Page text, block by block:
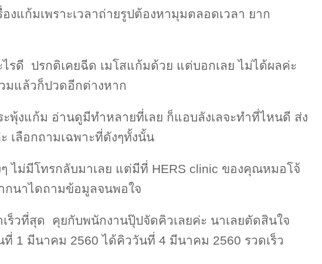
งแก้มเพราะเวลาถ่ายรูปต้องหามุมตลอดเวลา ยาก
ไรดี ปรกติเคยฉีด เมโสแก้มด้วย แต่บอกเลย ไม่ได้ผลค่ะ
มแล้วก็ปวดอีกต่างหาก
พุ้งแก้ม อ่านดูมีทำหลายที่เลย ก็แอบลังเลจะทำที่ไหนดี ส่ง
เลือกถามเฉพาะที่ดังๆทั้งนั้น
ไม่มีโทรกลับมาเลย แต่มีที่ HERS clinic ของคุณหมอโจ้
นาไดถามข้อมูลจนพอใจ
เร็วที่สุด คุยกับพนักงานปุ๊ปจัดคิวเลยค่ะ นาเลยตัดสินใจ
ที่ 1 มีนาคม 2560 ได้คิววันที่ 4 มีนาคม 2560 รวดเร็ว